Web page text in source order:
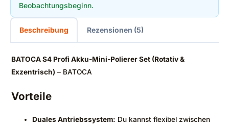
Beobachtungsbeginn.
Beschreibung Rezensionen (5)
BATOCA S4 Profi Akku-Mini-Polierer Set (Rotativ &
Exzentrisch) – BATOCA
Vorteile
Duales Antriebssystem: Du kannst flexibel zwischen